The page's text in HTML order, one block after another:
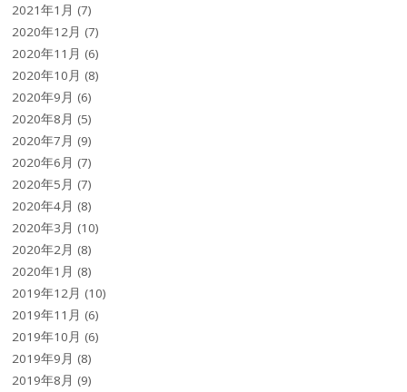
2021年1月 (7)
2020年12月 (7)
2020年11月 (6)
2020年10月 (8)
2020年9月 (6)
2020年8月 (5)
2020年7月 (9)
2020年6月 (7)
2020年5月 (7)
2020年4月 (8)
2020年3月 (10)
2020年2月 (8)
2020年1月 (8)
2019年12月 (10)
2019年11月 (6)
2019年10月 (6)
2019年9月 (8)
2019年8月 (9)